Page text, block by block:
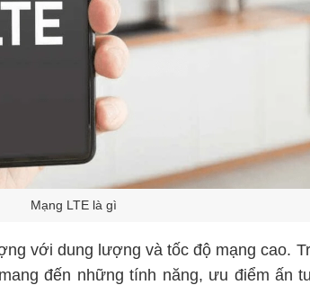
Mạng LTE là gì
với dung lượng và tốc độ mạng cao.
đến những tính năng, ưu điểm ấn